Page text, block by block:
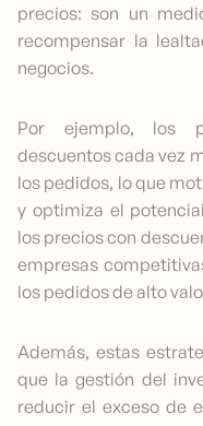
precios: son un
recompensar la
negocios.
Por ejemplo, los
descuentos cada vez
los pedidos, lo que
y optimiza el
los precios con
empresas
los pedidos de alto
Además, estas
que la gestión del
reducir el exceso de